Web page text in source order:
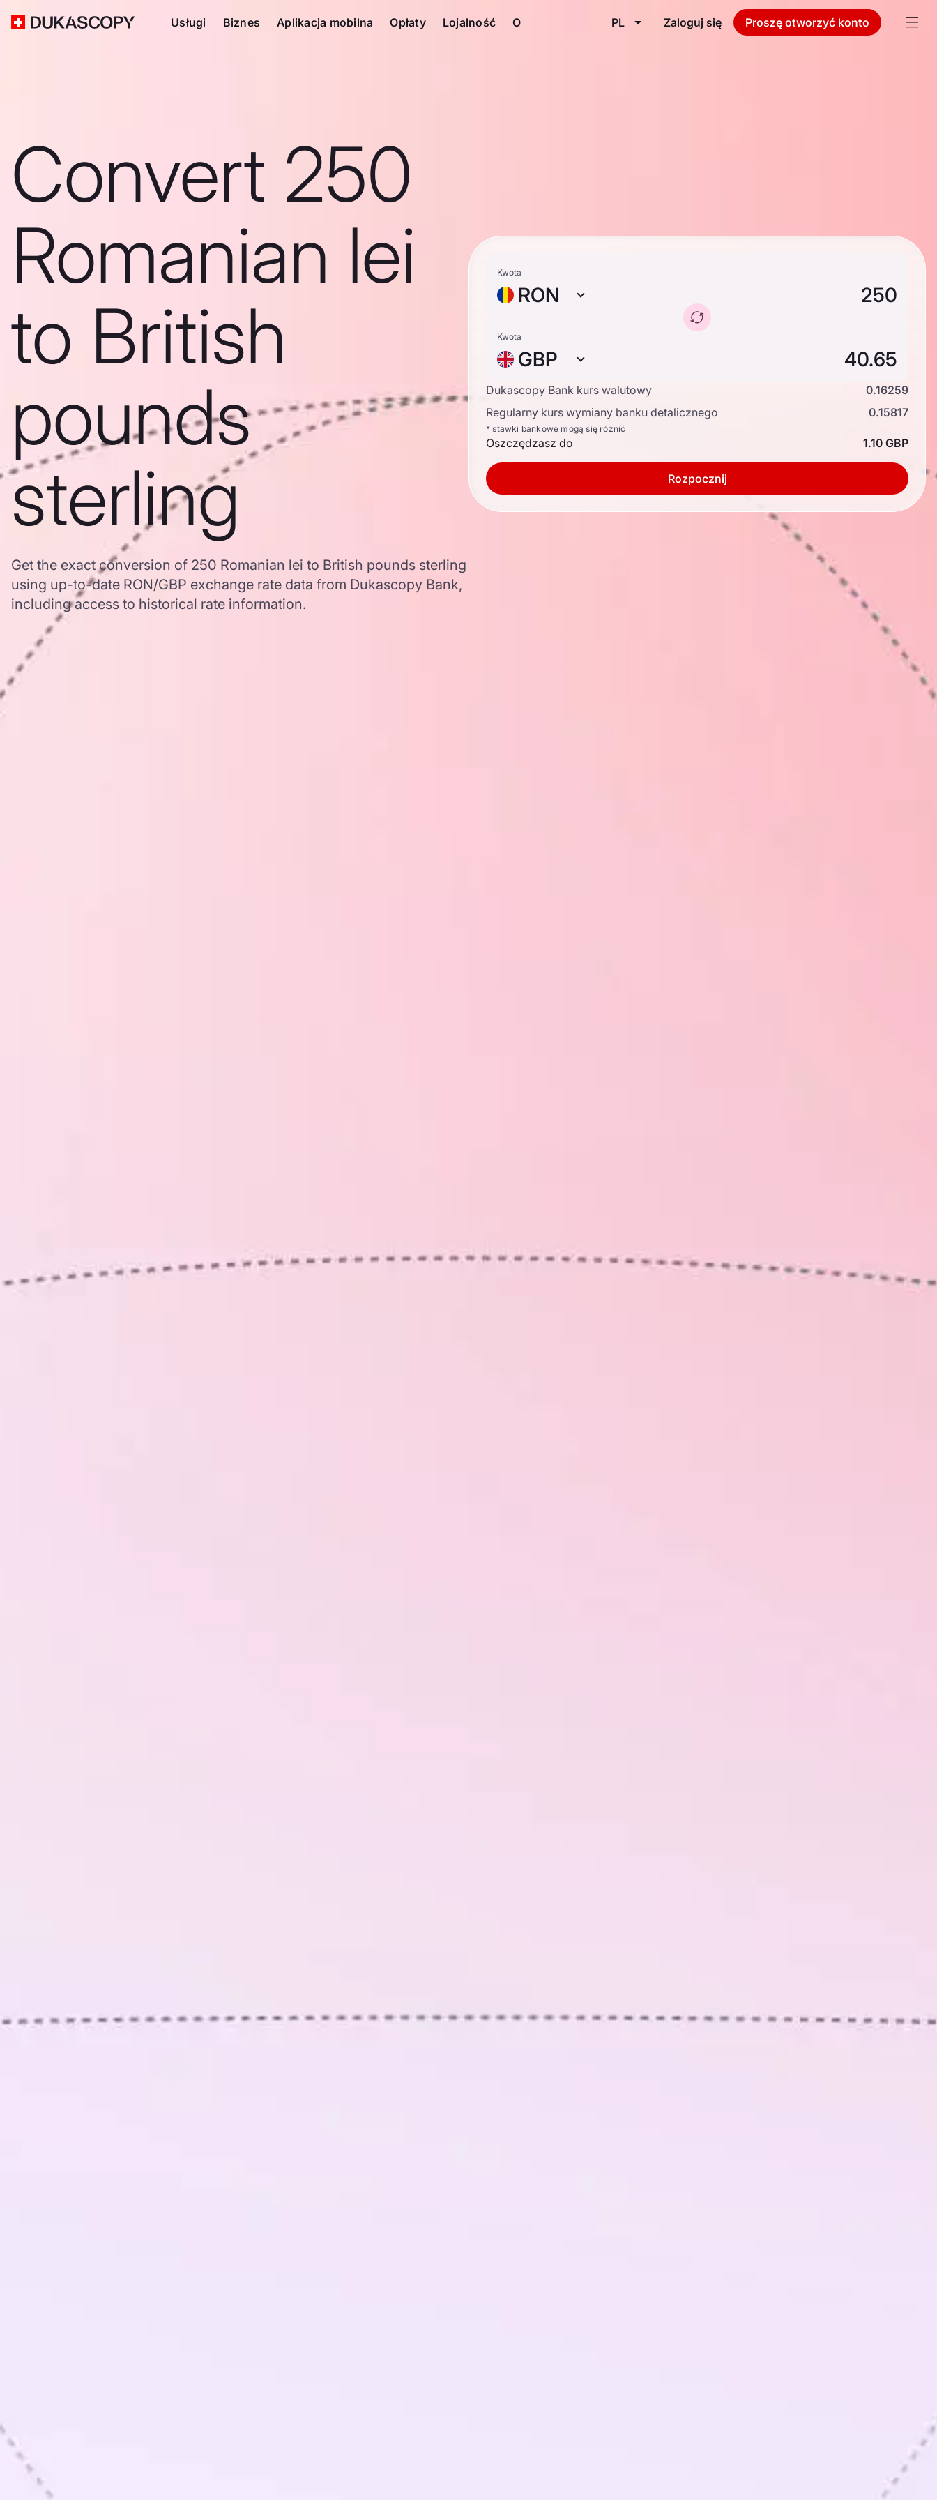
Usługi Biznes Aplikacja mobilna Opłaty Lojalność O PL Zaloguj się Proszę otworzyć konto
Convert 250
Romanian lei
to British
pounds
sterling
Get the exact conversion of 250 Romanian lei to British pounds sterling
using up-to-date RON/GBP exchange rate data from Dukascopy Bank,
including access to historical rate information.
Kwota
RON
Kwota
GBP
Dukascopy Bank kurs walutowy
0.16259
Regularny kurs wymiany banku detalicznego
0.15817
* stawki bankowe mogą się różnić
Oszczędzasz do 1.10 GBP
Rozpocznij